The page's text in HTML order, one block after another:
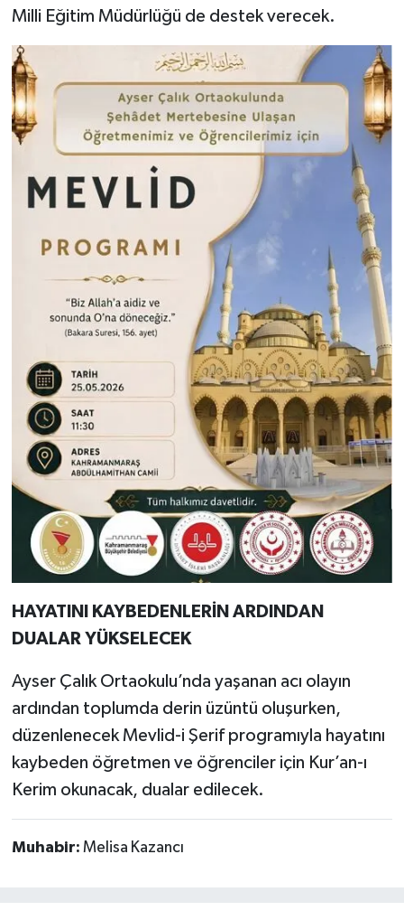
Milli Eğitim Müdürlüğü de destek verecek.
HAYATINI KAYBEDENLERİN ARDINDAN
DUALAR YÜKSELECEK
Ayser Çalık Ortaokulu’nda yaşanan acı olayın
ardından toplumda derin üzüntü oluşurken,
düzenlenecek Mevlid-i Şerif programıyla hayatını
kaybeden öğretmen ve öğrenciler için Kur’an-ı
Kerim okunacak, dualar edilecek.
Muhabir: Melisa Kazancı